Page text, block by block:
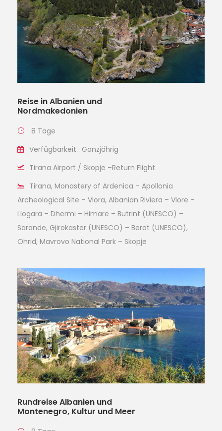
Reise in Albanien und
Nordmakedonien
8 Tage
Verfügbarkeit : Ganzjährig
Tirana Airport / Skopje –Return Flight
Tirana, Monastery of Ardenica – Apollonia
Archeological Site – Vlora, Albanian Riviera – Vlore –
Llogara – Dhermi – Himare – Butrint (UNESCO) –
Sarande, Gjirokaster (UNESCO) – Berat (UNESCO),
Ohrid, Mavrovo National Park – Skopje
Rundreise Albanien und
Montenegro, Kultur und Meer